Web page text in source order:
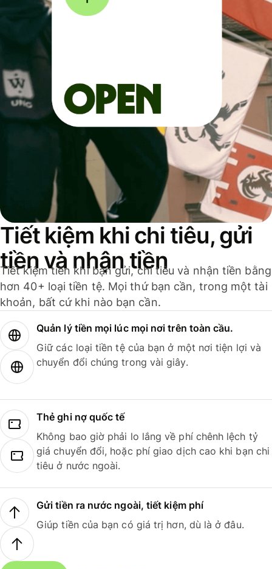
Tiết kiệm khi chi tiêu, gửi
tiền và nhận tiền
Tiết kiệm tiền khi bạn gửi, chi tiêu và nhận tiền bằng
hơn 40+ loại tiền tệ. Mọi thứ bạn cần, trong một tài
khoản, bất cứ khi nào bạn cần.
Quản lý tiền mọi lúc mọi nơi trên toàn cầu.
Giữ các loại tiền tệ của bạn ở một nơi tiện lợi và
chuyển đổi chúng trong vài giây.
Thẻ ghi nợ quốc tế
Không bao giờ phải lo lắng về phí chênh lệch tỷ
giá chuyển đổi, hoặc phí giao dịch cao khi bạn chi
tiêu ở nước ngoài.
Gửi tiền ra nước ngoài, tiết kiệm phí
Giúp tiền của bạn có giá trị hơn, dù là ở đâu.